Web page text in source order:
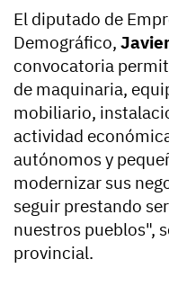
El diputado de
Demográfico,
convocatoria
de maquinaria,
mobiliario,
actividad
autónomos y
modernizar sus
seguir prestando
nuestros pueblos",
provincial.